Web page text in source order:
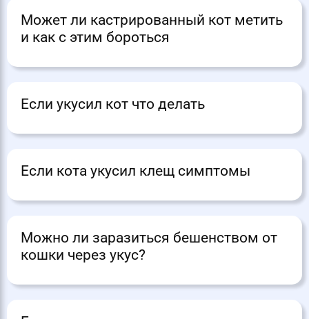
Может ли кастрированный кот метить
и как с этим бороться
Если укусил кот что делать
Если кота укусил клещ симптомы
Можно ли заразиться бешенством от
кошки через укус?